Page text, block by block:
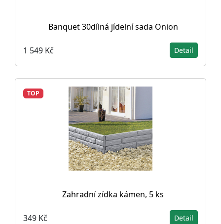
Banquet 30dílná jídelní sada Onion
1 549 Kč Detail
TOP
Zahradní zídka kámen, 5 ks
349 Kč Detail